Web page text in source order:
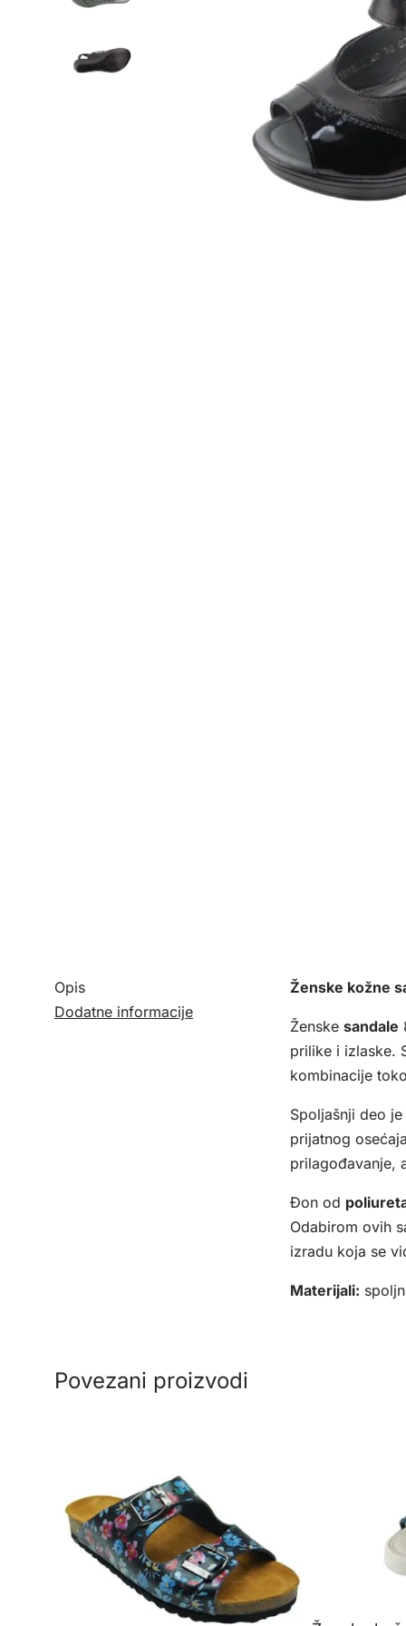
Opis
Dodatne informacije
Ženske kožne
Ženske sandale
prilike i izlaske.
kombinacije
Spoljašnji deo
prijatnog
prilagođavanje,
Đon od
Odabirom ovih
izradu koja se
Materijali:
Povezani proizvodi